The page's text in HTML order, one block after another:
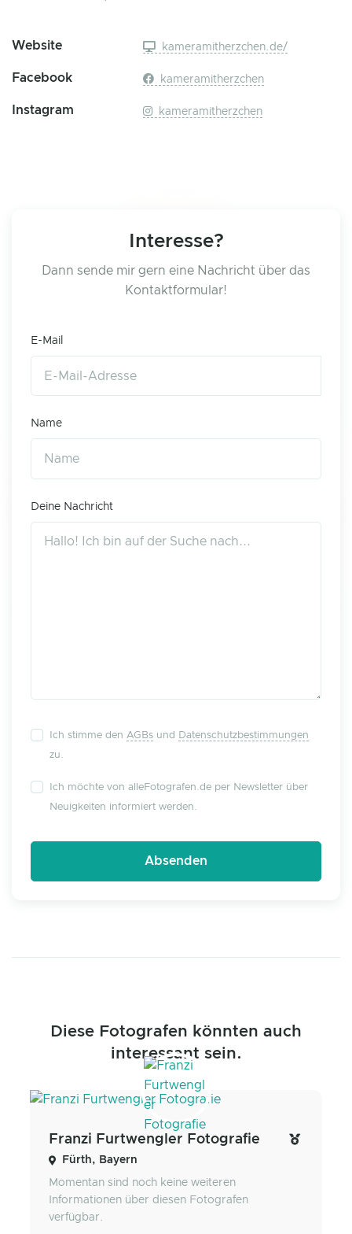
Website kameramitherzchen.de/
Facebook kameramitherzchen
Instagram kameramitherzchen
Interesse?
Dann sende mir gern eine Nachricht über das
Kontaktformular!
E-Mail
Name
Deine Nachricht
Ich stimme den AGBs und
Datenschutzbestimmungen
zu.
Ich möchte von alleFotografen.de per Newsletter über
Neuigkeiten informiert werden.
Diese Fotografen könnten auch
interessant sein.
Franzi Furtwengler Fotografie
Fürth, Bayern
Momentan sind noch keine weiteren
Informationen über diesen Fotografen
verfügbar.